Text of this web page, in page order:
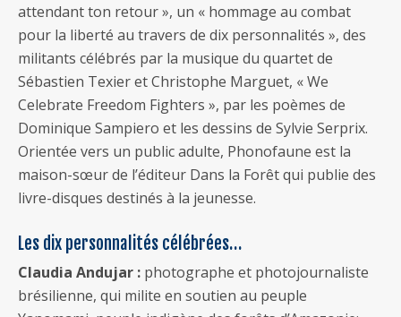
attendant ton retour », un « hommage au combat
pour la liberté au travers de dix personnalités », des
militants célébrés par la musique du quartet de
Sébastien Texier et Christophe Marguet, « We
Celebrate Freedom Fighters », par les poèmes de
Dominique Sampiero et les dessins de Sylvie Serprix.
Orientée vers un public adulte, Phonofaune est la
maison-sœur de l’éditeur Dans la Forêt qui publie des
livre-disques destinés à la jeunesse.
Les dix personnalités célébrées…
Claudia Andujar : photographe et photojournaliste
brésilienne, qui milite en soutien au peuple